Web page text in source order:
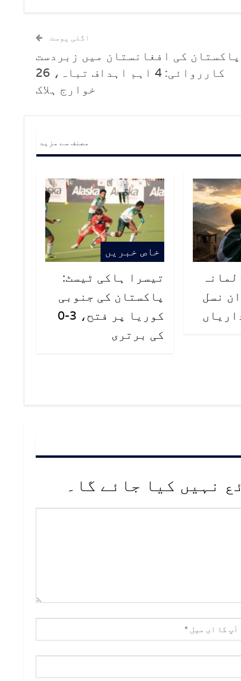
اگلی پوسٹ
پاکستان کی افغانستان میں زبردست
کارروائی: 4 اہم اہداف تباہ، 26
خوارج ہلاک
مصنف سے مزید
نسل
خاص خبریں
تیسرا ہاکی ٹیسٹ:
پاکستان کی جنوبی
کوریا پر فتح، 3-0
کی برتری
نہیں کیا جائے گا۔